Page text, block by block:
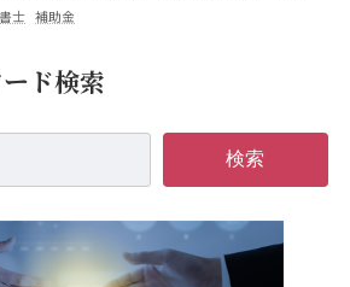
士 補助金
ド検索
検索